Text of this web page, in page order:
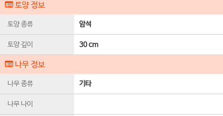
토양 정보
토양 종류 암석
토양 깊이 30 cm
나무 정보
나무 종류 기타
나무 나이